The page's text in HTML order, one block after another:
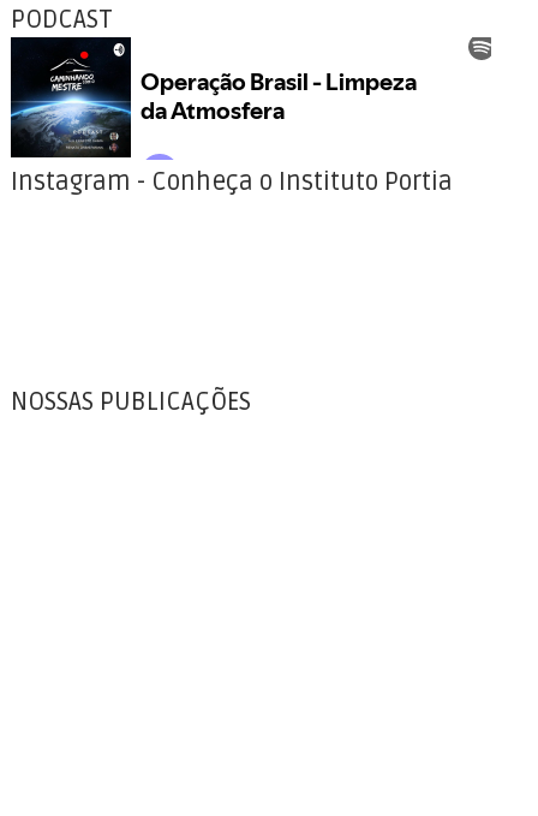
PODCAST
Instagram - Conheça o Instituto Portia
NOSSAS PUBLICAÇÕES